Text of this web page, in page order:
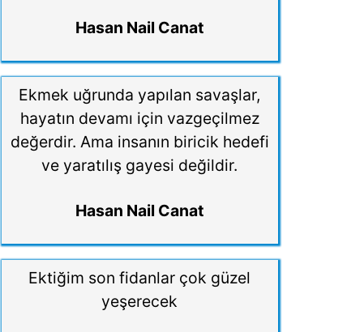
Hasan Nail Canat
Ekmek uğrunda yapılan savaşlar,
hayatın devamı için vazgeçilmez
değerdir. Ama insanın biricik hedefi
ve yaratılış gayesi değildir.
Hasan Nail Canat
Ektiğim son fidanlar çok güzel
yeşerecek